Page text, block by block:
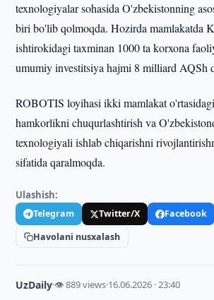
texnologiyalar sohasida O'zbekistonning
biri bo'lib qolmoqda. Hozirda mamlakatda
ishtirokidagi taxminan 1000 ta korxona
umumiy investitsiya hajmi 8 milliard AQSh
ROBOTIS loyihasi ikki mamlakat
hamkorlikni chuqurlashtirish va
texnologiyali ishlab chiqarishni
sifatida qaralmoqda.
Ulashish:
Telegram Twitter/X
Facebook
Havolani nusxalash
UzDaily·👁 889 views·16.06.2026 · 23:40